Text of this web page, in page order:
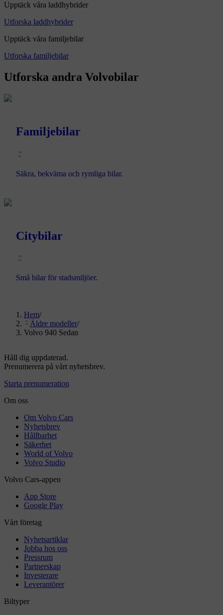
Upptäck våra laddhybrider
Utforska laddhybrider
Upptäck våra familjebilar
Utforska familjebilar
Utforska andra Volvobilar
Familjebilar
Säkra, bekväma och rymliga bilar.
Citybilar
Små bilar för stadsmiljöer.
Hem/
Äldre modeller/
Volvo 940 Sedan